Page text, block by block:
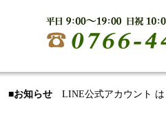
■お知らせ LINE公式アカウント